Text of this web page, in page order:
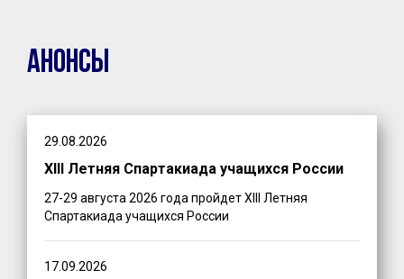
Анонсы
29.08.2026
XIII Летняя Спартакиада учащихся России
27-29 августа 2026 года пройдет XIII Летняя
Спартакиада учащихся России
17.09.2026